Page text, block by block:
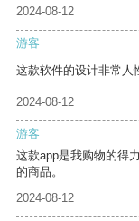
2024-08-12
游客
这款软件的设计非常人
2024-08-12
游客
这款app是我购物的得
的商品。
2024-08-12